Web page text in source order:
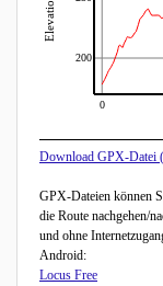
0
200
Download GPX-Datei
GPX-Dateien können
die Route nachgehen/
und ohne
Android:
Locus Free